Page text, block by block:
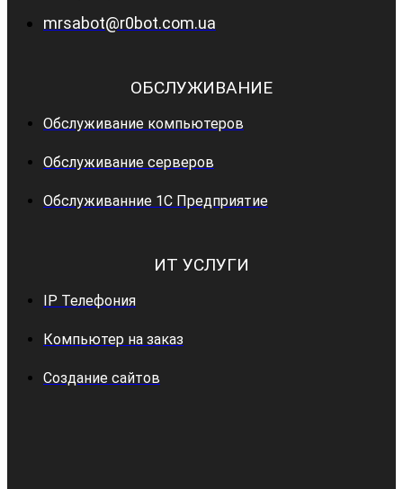
mrsabot@r0bot.com.ua
ОБСЛУЖИВАНИЕ
Обслуживание компьютеров
Обслуживание серверов
Обслуживанние 1С Предприятие
ИТ УСЛУГИ
IP Телефония
Компьютер на заказ
Создание сайтов